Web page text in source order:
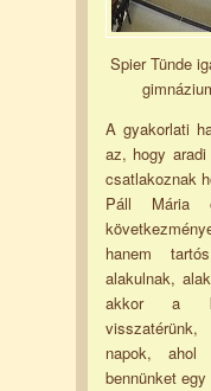
Spier Tünde
A gyakorlati
az, hogy
csatlakoznak
Páll Mária
hanem
alakulnak,
akkor a
napok,
bennünket